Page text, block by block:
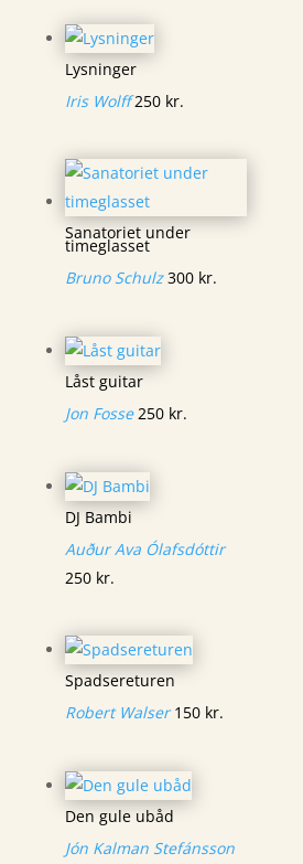
Lysninger
Iris Wolff 250 kr.
Sanatoriet under
timeglasset
Bruno Schulz300 kr.
Låst guitar
Jon Fosse 250 kr.
DJ Bambi
Auður Ava Ólafsdóttir
250 kr.
Spadsereturen
Robert Walser 150 kr.
Den gule ubåd
Jón Kalman Stefánsson